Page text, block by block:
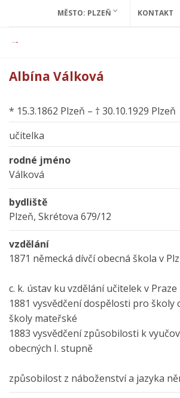
MĚSTO: PLZEŇ KONTAKT
Albína Válková
* 15.3.1862 Plzeň – † 30.10.1929 Plzeň
učitelka
rodné jméno
Válková
bydliště
Plzeň, Skrétova 679/12
vzdělání
1871 německá dívčí obecná škola v
c. k. ústav ku vzdělání učitelek v Praze
1881 vysvědčení dospělosti pro školy
školy mateřské
1883 vysvědčení způsobilosti k
obecných I. stupně
způsobilost z náboženství a jazyka